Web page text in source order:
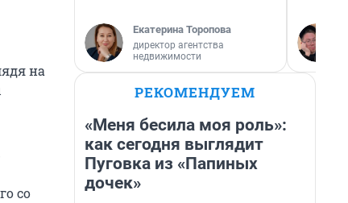
на
со
Екатерина Торопова
директор агентства
недвижимости
РЕКОМЕНДУЕМ
«Меня бесила моя роль»:
как сегодня выглядит
Пуговка из «Папиных
дочек»